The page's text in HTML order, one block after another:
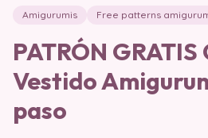
Amigurumis Free patterns
PATRÓN
Vestido
paso